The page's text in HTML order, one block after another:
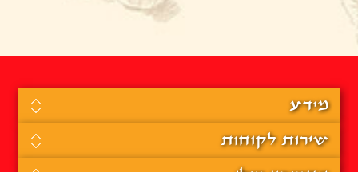
מידע
שירות לקוחות